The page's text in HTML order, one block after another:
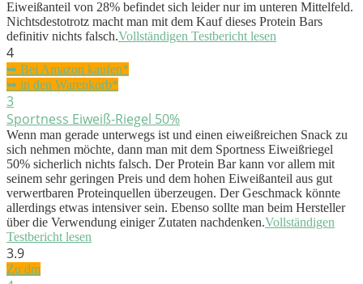
Eiweißanteil von 28% befindet sich leider nur im unteren Mittelfeld.
Nichtsdestotrotz macht man mit dem Kauf dieses Protein Bars
definitiv nichts falsch.Vollständigen Testbericht lesen
4
➥ Bei Amazon kaufen*
➥ in den Warenkorb*
3
Sportness Eiweiß-Riegel 50%
Wenn man gerade unterwegs ist und einen eiweißreichen Snack zu
sich nehmen möchte, dann man mit dem Sportness Eiweißriegel
50% sicherlich nichts falsch. Der Protein Bar kann vor allem mit
seinem sehr geringen Preis und dem hohen Eiweißanteil aus gut
verwertbaren Proteinquellen überzeugen. Der Geschmack könnte
allerdings etwas intensiver sein. Ebenso sollte man beim Hersteller
über die Verwendung einiger Zutaten nachdenken.Vollständigen
Testbericht lesen
3.9
Zu dm